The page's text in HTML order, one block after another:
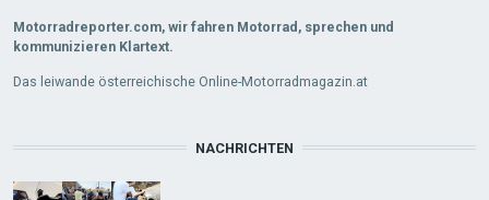
Motorradreporter.com, wir fahren Motorrad, sprechen und
kommunizieren Klartext.
Das leiwande österreichische Online-Motorradmagazin.at
NACHRICHTEN